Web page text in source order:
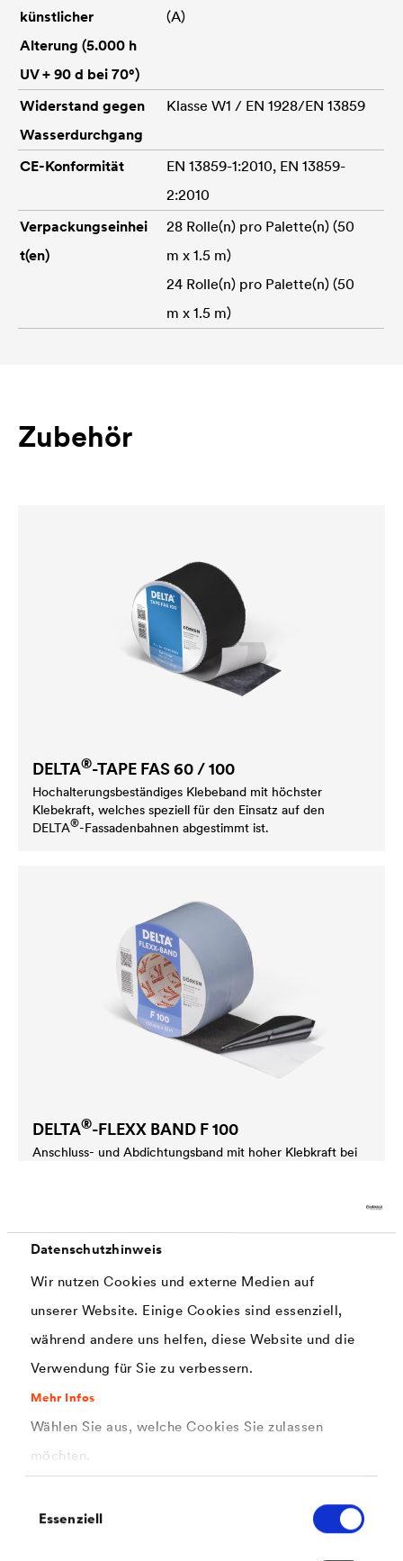
Datenschutzhinweis
Wir nutzen Cookies und externe Medien auf
unserer Website. Einige Cookies sind essenziell,
während andere uns helfen, diese Website und die
Verwendung für Sie zu verbessern.
Mehr Infos
Wählen Sie aus, welche Cookies Sie zulassen
möchten.
Essenziell
künstlicher
Alterung (5.000 h
UV + 90 d bei 70°)
(A)
Widerstand gegen
Wasserdurchgang
Klasse W1 / EN 1928/EN 13859
CE-Konformität
EN 13859-1:2010, EN 13859-
2:2010
Verpackungseinhei
t(en)
28 Rolle(n) pro Palette(n) (50
m x 1.5 m)
24 Rolle(n) pro Palette(n) (50
m x 1.5 m)
Zubehör
DELTA®-TAPE FAS 60 / 100
Hochalterungsbeständiges Klebeband mit höchster
Klebekraft, welches speziell für den Einsatz auf den
DELTA®-Fassadenbahnen abgestimmt ist.
DELTA®-FLEXX BAND F 100
Anschluss- und Abdichtungsband mit hoher Klebkraft bei
DELTA -FLEXX-BAND FG 80/150
Details innen und außen, z.B. Ecken, Kanten und